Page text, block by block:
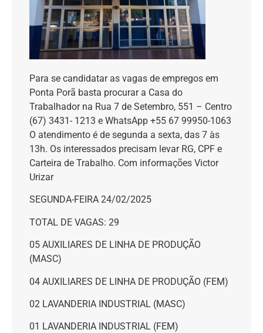
Para se candidatar as vagas de empregos em
Ponta Porã basta procurar a Casa do
Trabalhador na Rua 7 de Setembro, 551 – Centro
(67) 3431- 1213 e WhatsApp +55 67 99950-1063
O atendimento é de segunda a sexta, das 7 às
13h. Os interessados precisam levar RG, CPF e
Carteira de Trabalho. Com informações Victor
Urizar
SEGUNDA-FEIRA 24/02/2025
TOTAL DE VAGAS: 29
05 AUXILIARES DE LINHA DE PRODUÇÃO
(MASC)
04 AUXILIARES DE LINHA DE PRODUÇÃO (FEM)
02 LAVANDERIA INDUSTRIAL (MASC)
01 LAVANDERIA INDUSTRIAL (FEM)